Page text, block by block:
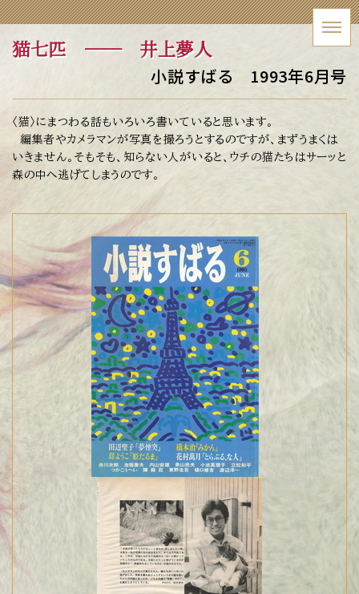
猫七匹 ── 井上夢人
小説すばる 1993年6月号
〈猫〉にまつわる話もいろいろ書いていると思います。
編集者やカメラマンが写真を撮ろうとするのですが、まずうまくは
いきません。そもそも、知らない人がいると、ウチの猫たちはサーッと
森の中へ逃げてしまうのです。